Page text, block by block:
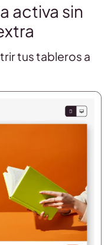
activa sin
tus tableros a